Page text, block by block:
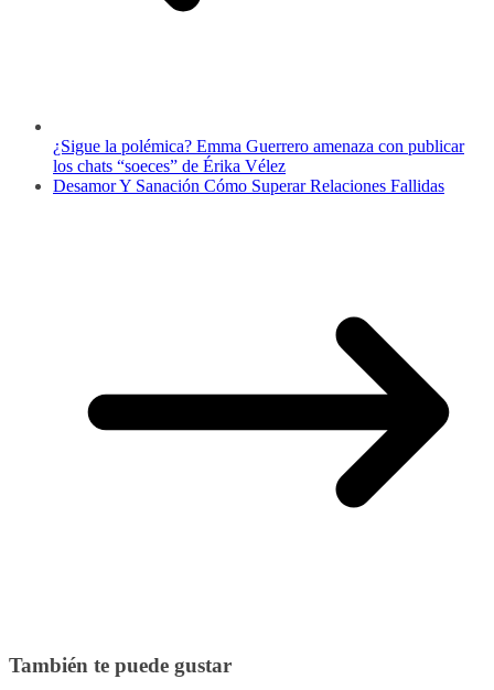
¿Sigue la polémica? Emma Guerrero amenaza con publicar
los chats “soeces” de Érika Vélez
Desamor Y Sanación Cómo Superar Relaciones Fallidas
También te puede gustar